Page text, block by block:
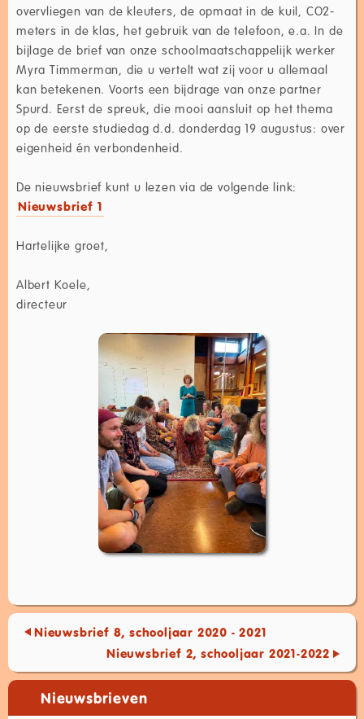
overvliegen van de kleuters, de opmaat in de kuil, CO2-
meters in de klas, het gebruik van de telefoon, e.a. In de
bijlage de brief van onze schoolmaatschappelijk werker
Myra Timmerman, die u vertelt wat zij voor u allemaal
kan betekenen. Voorts een bijdrage van onze partner
Spurd. Eerst de spreuk, die mooi aansluit op het thema
op de eerste studiedag d.d. donderdag 19 augustus: over
eigenheid én verbondenheid.
De nieuwsbrief kunt u lezen via de volgende link:
Nieuwsbrief 1
Hartelijke groet,
Albert Koele,
directeur
Nieuwsbrief 8, schooljaar 2020 - 2021
Nieuwsbrief 2, schooljaar 2021-2022
Nieuwsbrieven